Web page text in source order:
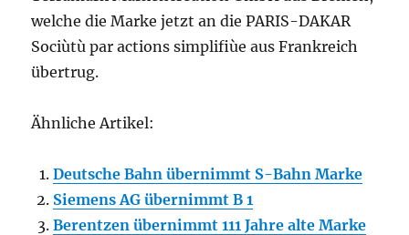
welche die Marke jetzt an die PARIS-DAKAR
Sociùtù par actions simplifiùe aus Frankreich
übertrug.
Ähnliche Artikel:
Deutsche Bahn übernimmt S-Bahn Marke
Siemens AG übernimmt B 1
Berentzen übernimmt 111 Jahre alte Marke